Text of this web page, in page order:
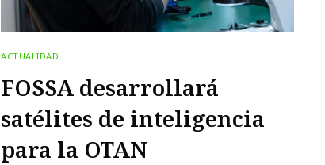
ACTUALIDAD
FOSSA desarrollará
satélites de inteligencia
para la OTAN